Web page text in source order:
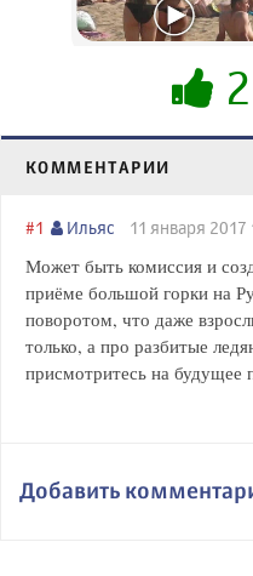
2
КОММЕНТАРИИ
#1 Ильяс 11 января 2017
Может быть комиссия и
приёме большой горки на
поворотом, что даже
только, а про разбитые
присмотритесь на будущее
Добавить